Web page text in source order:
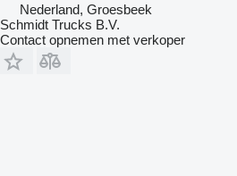
Nederland, Groesbeek
Schmidt Trucks B.V.
Contact opnemen met verkoper